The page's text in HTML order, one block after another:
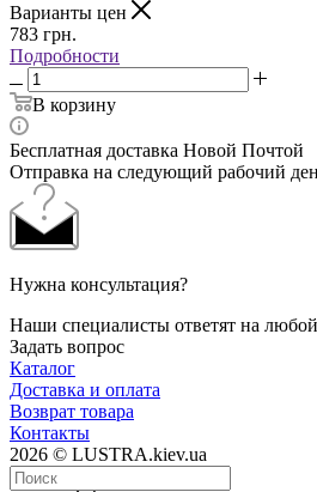
Варианты цен
783 грн.
Подробности
В корзину
Бесплатная доставка Новой Почтой
Отправка на следующий рабочий
Нужна консультация?
Наши специалисты ответят на
Задать вопрос
Каталог
Доставка и оплата
Возврат товара
Контакты
2026 © LUSTRA.kiev.ua